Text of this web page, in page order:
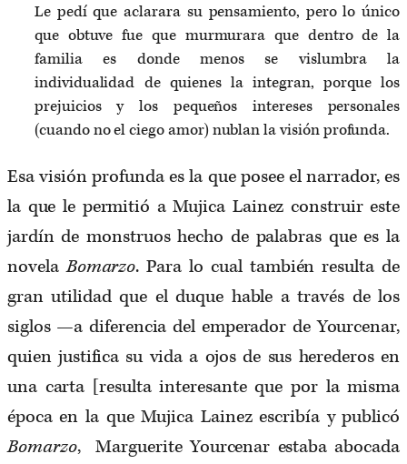
Le pedí que aclarara su pensamiento, pero lo único
que obtuve fue que murmurara que dentro de la
familia es donde menos se vislumbra la
individualidad de quienes la integran, porque los
prejuicios y los pequeños intereses personales
(cuando no el ciego amor) nublan la visión profunda.
Esa visión profunda es la que posee el narrador, es
la que le permitió a Mujica Lainez construir este
jardín de monstruos hecho de palabras que es la
novelaBomarzo. Para lo cual también resulta de
gran utilidad que el duque hable a través de los
siglos —a diferencia del emperador de Yourcenar,
quien justifica su vida a ojos de sus herederos en
una carta [resulta interesante que por la misma
época en la que Mujica Lainez escribía y publicó
Bomarzo, Marguerite Yourcenar estaba abocada